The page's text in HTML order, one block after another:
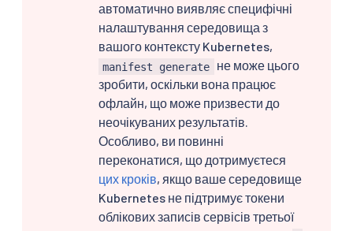
автоматично виявляє специфічні
налаштування середовища з
вашого контексту Kubernetes,
manifest generate
не може цього
зробити, оскільки вона працює
офлайн, що може призвести до
неочікуваних результатів.
Особливо, ви повинні
переконатися, що дотримуєтеся
цих кроків, якщо ваше середовище
Kubernetes не підтримує токени
облікових записів сервісів третьої